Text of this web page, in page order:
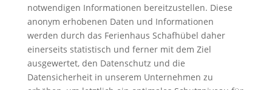
notwendigen Informationen bereitzustellen. Diese
anonym erhobenen Daten und Informationen
werden durch das Ferienhaus Schafhübel daher
einerseits statistisch und ferner mit dem Ziel
ausgewertet, den Datenschutz und die
Datensicherheit in unserem Unternehmen zu